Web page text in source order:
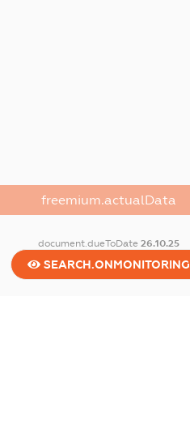
freemium.actualData
document.dueToDate 26.10.25
SEARCH.ONMONITORING